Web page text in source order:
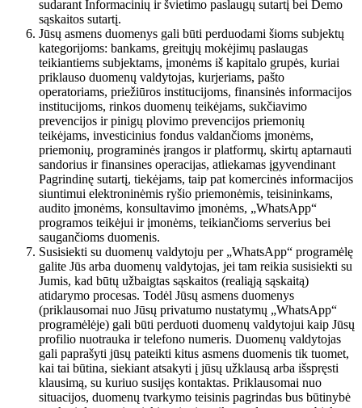
sudarant Informacinių ir švietimo paslaugų sutartį bei Demo
sąskaitos sutartį.
Jūsų asmens duomenys gali būti perduodami šioms subjektų
kategorijoms: bankams, greitųjų mokėjimų paslaugas
teikiantiems subjektams, įmonėms iš kapitalo grupės, kuriai
priklauso duomenų valdytojas, kurjeriams, pašto
operatoriams, priežiūros institucijoms, finansinės informacijos
institucijoms, rinkos duomenų teikėjams, sukčiavimo
prevencijos ir pinigų plovimo prevencijos priemonių
teikėjams, investicinius fondus valdančioms įmonėms,
priemonių, programinės įrangos ir platformų, skirtų aptarnauti
sandorius ir finansines operacijas, atliekamas įgyvendinant
Pagrindinę sutartį, tiekėjams, taip pat komercinės informacijos
siuntimui elektroninėmis ryšio priemonėmis, teisininkams,
audito įmonėms, konsultavimo įmonėms, „WhatsApp“
programos teikėjui ir įmonėms, teikiančioms serverius bei
saugančioms duomenis.
Susisiekti su duomenų valdytoju per „WhatsApp“ programėlę
galite Jūs arba duomenų valdytojas, jei tam reikia susisiekti su
Jumis, kad būtų užbaigtas sąskaitos (realiąją sąskaitą)
atidarymo procesas. Todėl Jūsų asmens duomenys
(priklausomai nuo Jūsų privatumo nustatymų „WhatsApp“
programėlėje) gali būti perduoti duomenų valdytojui kaip Jūsų
profilio nuotrauka ir telefono numeris. Duomenų valdytojas
gali paprašyti jūsų pateikti kitus asmens duomenis tik tuomet,
kai tai būtina, siekiant atsakyti į jūsų užklausą arba išspręsti
klausimą, su kuriuo susijęs kontaktas. Priklausomai nuo
situacijos, duomenų tvarkymo teisinis pagrindas bus būtinybė